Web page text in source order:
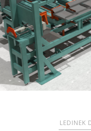
LEDINEK